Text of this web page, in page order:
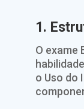
1.
O exame
o Uso do